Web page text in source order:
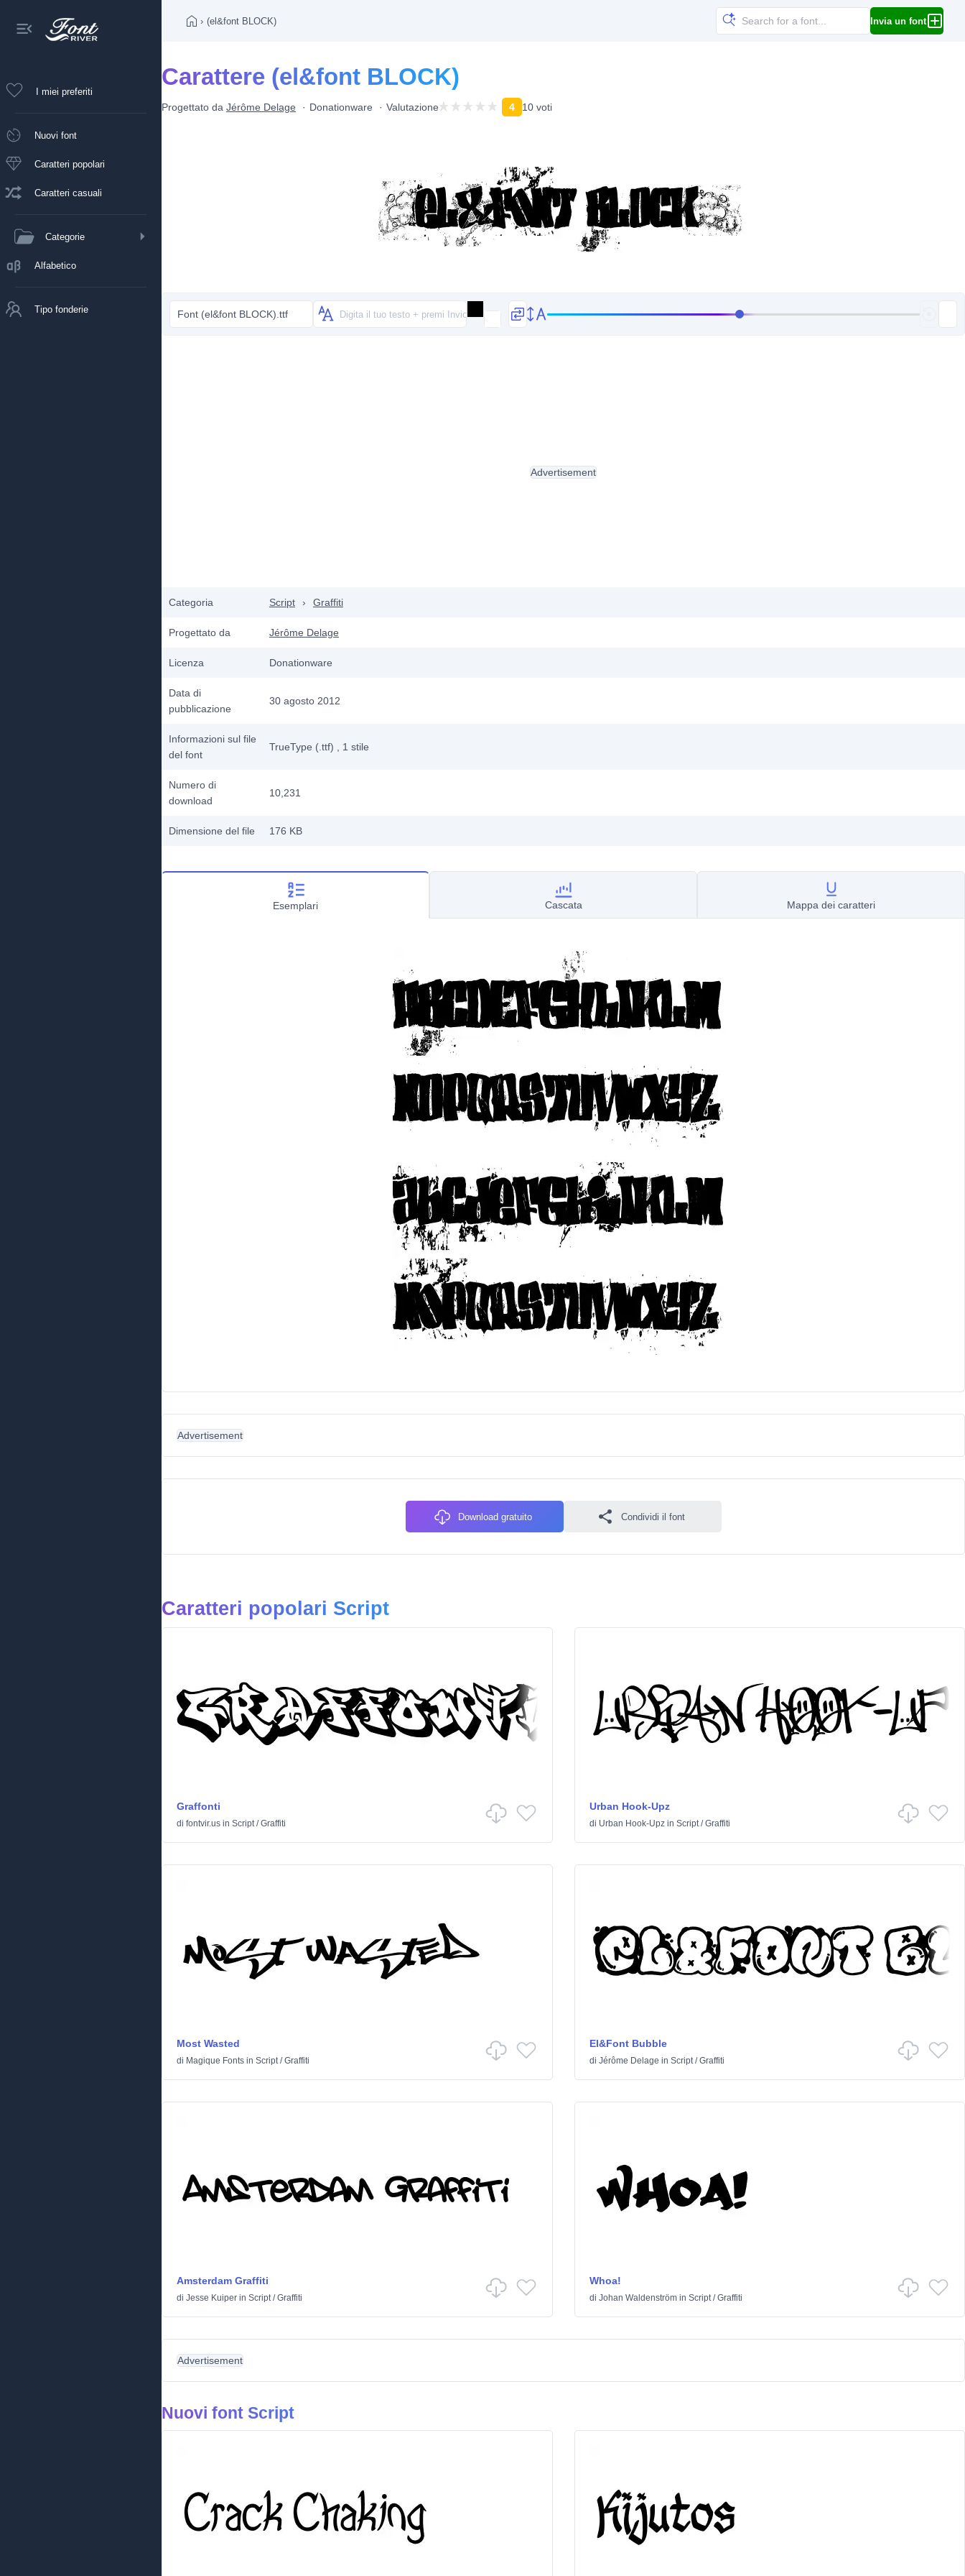
I miei preferiti
Nuovi font
Caratteri popolari
Caratteri casuali
Categorie
Alfabetico
Tipo fonderie
› (el&font BLOCK) Invia un font
Carattere (el&font BLOCK)
Progettato da Jérôme Delage Donationware Valutazione 4 10 voti
Font (el&font BLOCK).ttf
Categoria Script › Graffiti
Progettato da Jérôme Delage
Licenza Donationware
Data di
pubblicazione
30 agosto 2012
Informazioni sul file
del font
TrueType (.ttf) , 1 stile
Numero di
download
10,231
Dimensione del file 176 KB
Advertisement
Esemplari Cascata Mappa dei caratteri
Advertisement
Download gratuito Condividi il font
Caratteri popolari Script
Graffonti
di fontvir.us in Script/Graffiti
Urban Hook-Upz
di Urban Hook-Upzin Script/Graffiti
Most Wasted
di Magique Fonts in Script/Graffiti
El&Font Bubble
di Jérôme Delage in Script/Graffiti
Amsterdam Graffiti
di Jesse Kuiper in Script/Graffiti
Whoa!
di Johan Waldenströmin Script/Graffiti
Advertisement
Nuovi font Script